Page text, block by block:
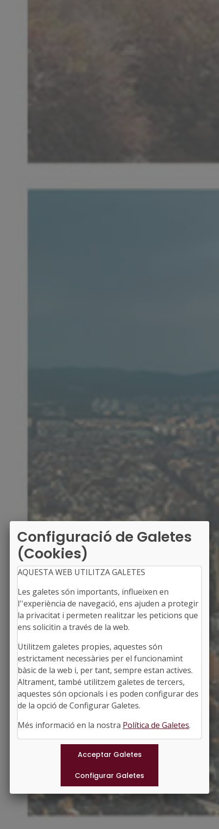
EL PRAT DE LLOBREGAT
Alcaldessa: Alba Bou Jordà
El Baix Llobregat, Barcelona
Població: 66.338
Superfície: 32,23 km2
http://www.elprat.cat
#PRATDELLOBREGAT
Municipis
Configuració de Galetes
(Cookies)
AQUESTA WEB UTILITZA GALETES
Les galetes són importants, influeixen en
l''experiència de navegació, ens ajuden a protegir
la privacitat i permeten realitzar les peticions que
ens solicitin a través de la web.
Utilitzem galetes propies, aquestes són
estrictament necessàries per el funcionamint
bàsic de la web i, per tant, sempre estan actives.
Altrament, també utilitzem galetes de tercers,
aquestes són opcionals i es poden configurar des
de la opció de Configurar Galetes.
Més informació en la nostra Política de Galetes.